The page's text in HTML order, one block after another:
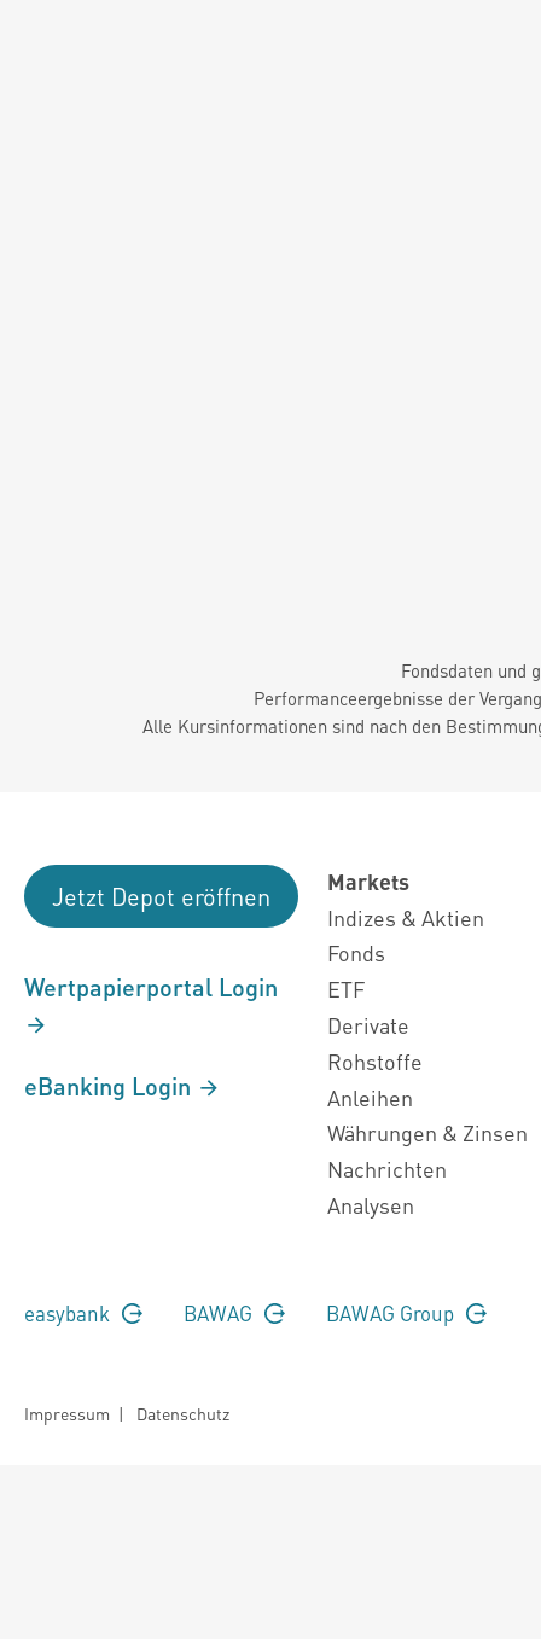
Fondsdaten und
Performanceergebnisse der
Alle Kursinformationen sind nach den
Jetzt Depot eröffnen
Wertpapierportal Login
eBanking Login
Markets
Indizes & Aktien
Fonds
ETF
Derivate
Rohstoffe
Anleihen
Währungen & Zinsen
Nachrichten
Analysen
easybank BAWAG BAWAG Group
Impressum | Datenschutz